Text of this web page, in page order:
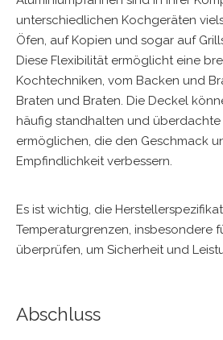
unterschiedlichen Kochgeräten
Öfen, auf Kopien und sogar auf
Diese Flexibilität ermöglicht eine
Kochtechniken, vom Backen und
Braten und Braten. Die Deckel
häufig standhalten und
ermöglichen, die den Geschmack
Empfindlichkeit verbessern.
Es ist wichtig, die
Temperaturgrenzen, insbesondere
überprüfen, um Sicherheit und
Abschluss